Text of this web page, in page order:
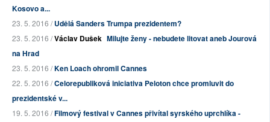
Kosovo a...
23. 5. 2016 /Udělá Sanders Trumpa prezidentem?
23. 5. 2016 /Václav Dušek Milujte ženy - nebudete litovat aneb Jourová
na Hrad
23. 5. 2016 /Ken Loach ohromil Cannes
22. 5. 2016 /Celorepubliková iniciativa Peloton chce promluvit do
prezidentské v...
19. 5. 2016 /Filmový festival v Cannes přivítal syrského uprchlíka -